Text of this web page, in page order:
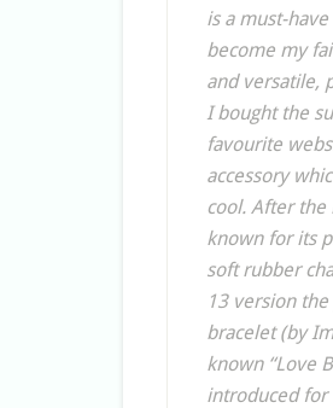
is a must-
become my
and versatile,
I bought the
favourite
accessory
cool. After the
known for its
soft rubber
13 version
bracelet (by
known “Love
introduced for